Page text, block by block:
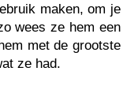
maken, om je
wees ze hem een
met de grootste
ze had.